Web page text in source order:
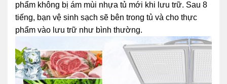
phẩm không bị ám mùi nhựa tủ mới khi lưu trữ. Sau 8
tiếng, bạn vệ sinh sạch sẽ bên trong tủ và cho thực
phẩm vào lưu trữ như bình thường.